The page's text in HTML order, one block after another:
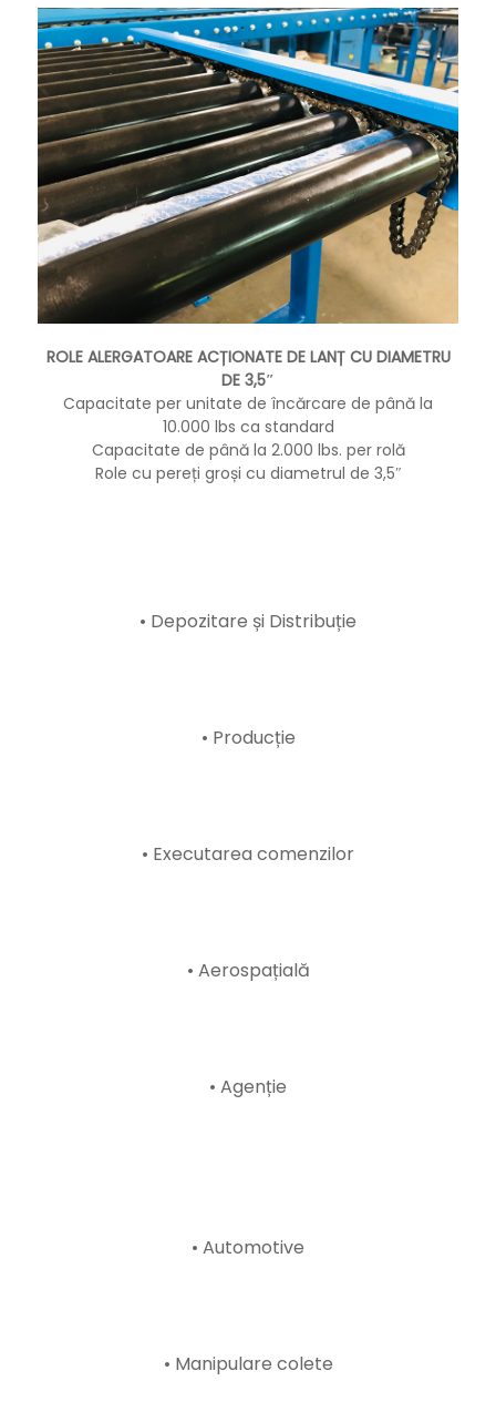
ROLE ALERGATOARE ACȚIONATE DE LANȚ CU DIAMETRU
DE 3,5″
Capacitate per unitate de încărcare de până la
10.000 lbs ca standard
Capacitate de până la 2.000 lbs. per rolă
Role cu pereți groși cu diametrul de 3,5″
• Depozitare și Distribuție
• Producție
• Executarea comenzilor
• Aerospațială
• Agenție
• Automotive
• Manipulare colete